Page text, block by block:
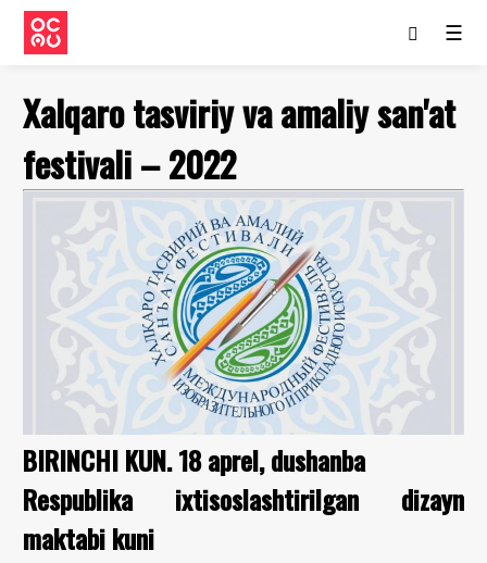
☰
Xаlqаro tаsviriy vа аmаliy sаn'аt
festivаli – 2022
BIRINCHI KUN. 18 aprel, dushanba
Respublika ixtisoslashtirilgan dizayn
maktabi kuni